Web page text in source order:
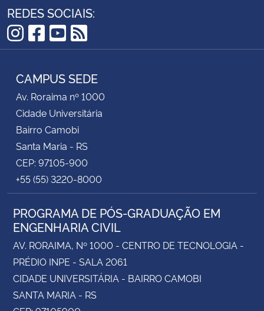
REDES SOCIAIS:
Instagram
Facebook
YouTube
RSS
CAMPUS SEDE
Av. Roraima nº 1000
Cidade Universitária
Bairro Camobi
Santa Maria - RS
CEP: 97105-900
+55 (55) 3220-8000
PROGRAMA DE PÓS-GRADUAÇÃO EM
ENGENHARIA CIVIL
AV. RORAIMA, Nº 1000 - CENTRO DE TECNOLOGIA -
PRÉDIO INPE - SALA 2061
CIDADE UNIVERSITÁRIA - BAIRRO CAMOBI
SANTA MARIA - RS